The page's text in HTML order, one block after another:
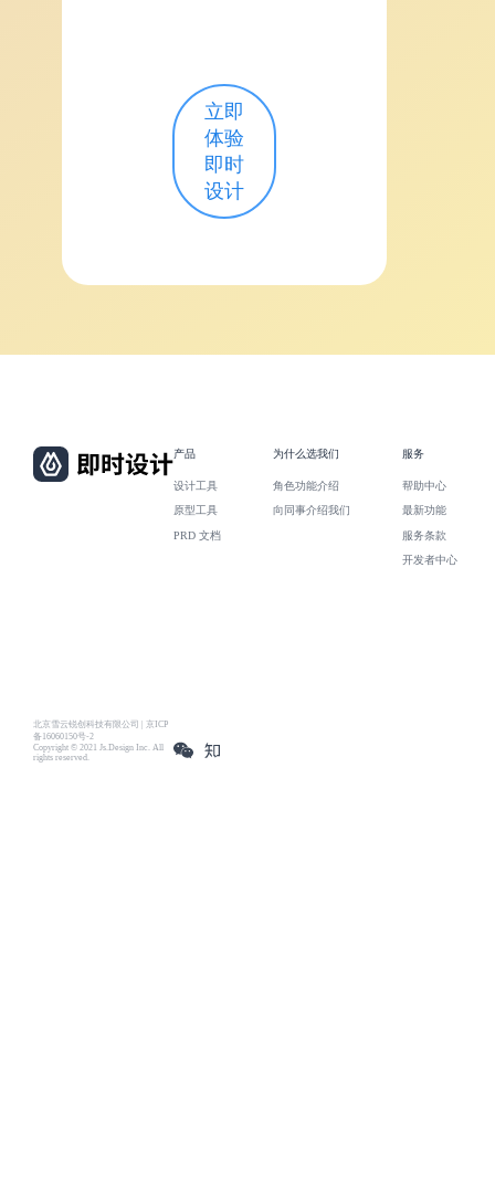
立即
体验
即时
设计
北京雪云锐创科技有限公司 | 京ICP
备16060150号-2
Copyright © 2021 Js.Design Inc. All
rights reserved.
产品
设计工具
原型工具
PRD 文档
为什么选我们
角色功能介绍
向同事介绍我们
服务
帮助中心
最新功能
服务条款
开发者中心